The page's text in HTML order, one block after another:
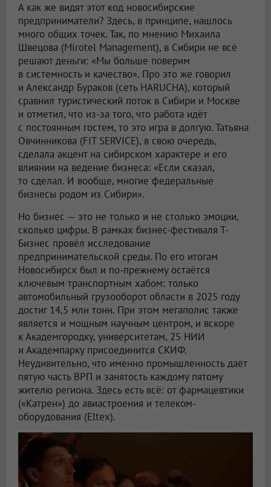
А как же видят этот код новосибирские
предприниматели? Здесь, в принципе, нашлось
много общих точек. Так, по мнению Михаила
Швецова (Mirotel Management), в Сибири не всё
решают деньги: «Мы больше поверим
в системность и качество». Про это же говорил
и Александр Бураков (сеть HARUCHA), который
сравнил туристический поток в Сибири и Москве
и отметил, что из-за того, что работа идёт
с постоянным гостем, то это игра в долгую. Татьяна
Овчинникова (FIT SERVICE), в свою очередь,
сделала акцент на сибирском характере и его
влиянии на ведение бизнеса: «Если сказал,
то сделал. И вообще, многие федеральные
бизнесы родом из Сибири».
Но бизнес — это не только и не столько эмоции,
сколько цифры. В рамках бизнес-фестиваля Т-
Бизнес провёл исследование
предпринимательской среды. По его итогам
Новосибирск был и по-прежнему остаётся
ключевым транспортным хабом: только
автомобильный грузооборот области в 2025 году
достиг 14,5 млн тонн. При этом мегаполис также
является и мощным научным центром, и вскоре
к Академгородку, университетам, 25 НИИ
и Академпарку присоединится СКИФ.
Неудивительно, что именно промышленность даёт
пятую часть ВРП и занятость каждому пятому
жителю региона. Здесь есть всё: от фармацевтики
(«Катрен») до авиастроения и телеком-
оборудования (Eltex).